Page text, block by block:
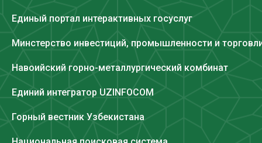
Единый портал интерактивных госуслуг
Минстерство инвестиций, промышленности и
Навоийский горно-металлургический комбинат
Единий интегратор UZINFOCOM
Горный вестник Узбекистана